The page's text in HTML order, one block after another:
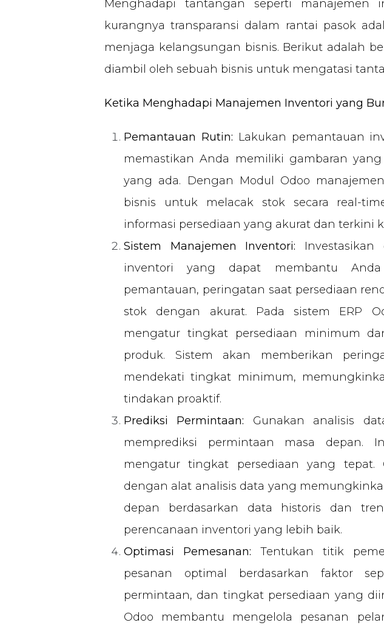
Menghadapi tantangan seperti manajemen
kurangnya transparansi dalam rantai pasok
menjaga kelangsungan bisnis. Berikut adalah
diambil oleh sebuah bisnis untuk mengatasi
Ketika Menghadapi Manajemen Inventori yang
Pemantauan Rutin: Lakukan pemantauan
memastikan Anda memiliki gambaran
yang ada.
Dengan Modul Odoo
bisnis untuk melacak stok secara real-
informasi persediaan yang akurat dan terkini
Sistem Manajemen Inventori: Investasikan
inventori yang dapat membantu Anda
pemantauan, peringatan saat persediaan
stok dengan akurat. Pada sistem ERP
mengatur tingkat persediaan minimum
produk. Sistem akan memberikan
mendekati tingkat minimum,
tindakan proaktif.
Prediksi Permintaan: Gunakan analisis
memprediksi permintaan masa depan.
mengatur tingkat persediaan yang tepat.
dengan alat analisis data yang
depan berdasarkan data historis dan
perencanaan inventori yang lebih baik.
Optimasi Pemesanan: Tentukan titik
pesanan optimal berdasarkan faktor
permintaan, dan tingkat persediaan yang
Odoo membantu mengelola pesanan